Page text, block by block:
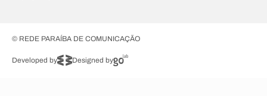
© REDE PARAÍBA DE COMUNICAÇÃO
Developed by Designed by